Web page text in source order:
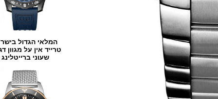
המלאי הגדול בישראל
טרייד אין על מגוון דגמים
שעוני ברייטלינג